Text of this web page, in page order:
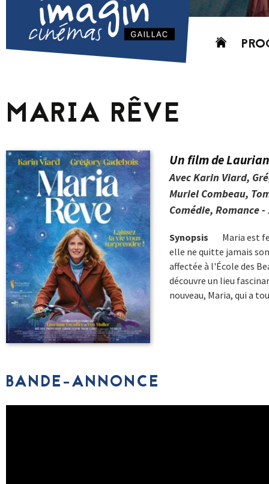
Aller
MARIA RÊVE
Un film de
Avec Karin Viard,
Muriel Combeau,
Comédie, Romance -
Synopsis
Maria est
elle ne quitte jamais
affectée à l'École des
découvre un lieu
nouveau, Maria, qui a
BANDE-ANNONCE